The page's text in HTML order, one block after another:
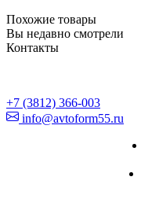
Похожие товары
Вы недавно смотрели
Контакты
+7 (3812) 366-003
info@avtoform55.ru